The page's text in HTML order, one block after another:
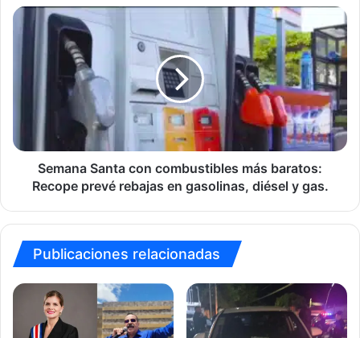
Semana
combustibles
Recope
rebajas
gasolinas,
Semana Santa con combustibles más baratos:
Recope prevé rebajas en gasolinas, diésel y gas.
Publicaciones relacionadas